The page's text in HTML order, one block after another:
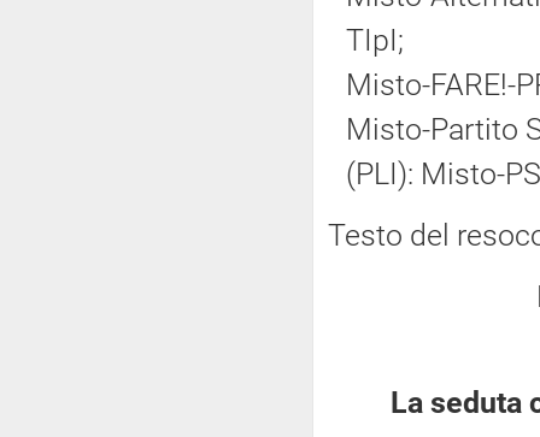
TIpI;
Misto-FARE!-
Misto-Partito
(PLI): Misto-
Testo del
La seduta